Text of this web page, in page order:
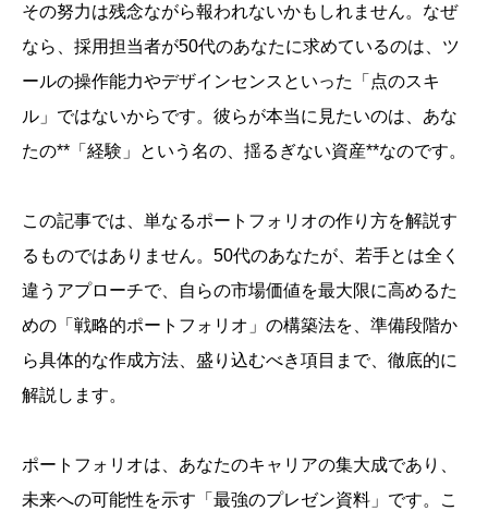
その努力は残念ながら報われないかもしれません。なぜ
なら、採用担当者が50代のあなたに求めているのは、ツ
ールの操作能力やデザインセンスといった「点のスキ
ル」ではないからです。彼らが本当に見たいのは、あな
たの**「経験」という名の、揺るぎない資産**なのです。
この記事では、単なるポートフォリオの作り方を解説す
るものではありません。50代のあなたが、若手とは全く
違うアプローチで、自らの市場価値を最大限に高めるた
めの「戦略的ポートフォリオ」の構築法を、準備段階か
ら具体的な作成方法、盛り込むべき項目まで、徹底的に
解説します。
ポートフォリオは、あなたのキャリアの集大成であり、
未来への可能性を示す「最強のプレゼン資料」です。こ